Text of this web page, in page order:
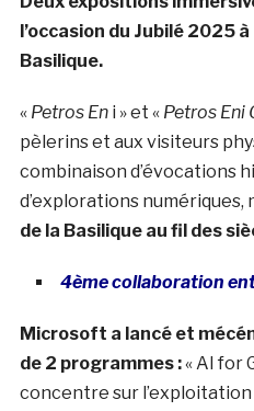
l’occasion du Jubilé 2025
Basilique.
« Petros Eni » et « Petros Eni
pèlerins et aux visiteurs
combinaison d’évocations
d’explorations numériques,
de la Basilique au fil des
4ème collaboration
Microsoft a lancé et
de 2 programmes :« AI for
concentre sur